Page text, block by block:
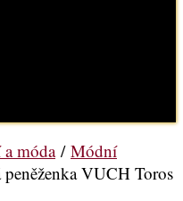
móda/ Módní
peněženka VUCH Toros